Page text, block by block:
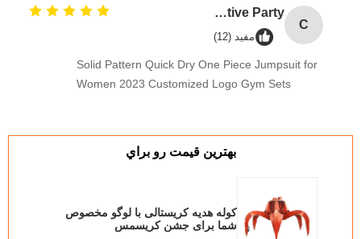
C
Custom Creative Goodie Christmas Kraft Paper Gift Bag with Your Own Logo for Xmas Decorative Party
مفید (12)
Solid Pattern Quick Dry One Piece Jumpsuit for
Women 2023 Customized Logo Gym Sets
بهترين قيمت رو براي
کوله هدیه کریستالی با لوگو مخصوص
شما برای جشن کریسمس